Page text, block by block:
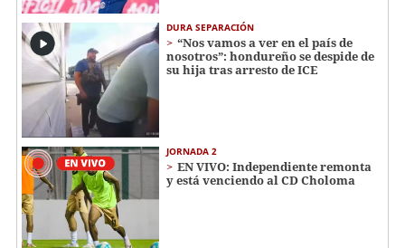
DURA SEPARACIÓN
“Nos vamos a ver en el país de
nosotros”: hondureño se despide de
su hija tras arresto de ICE
JORNADA 2
EN VIVO: Independiente remonta
y está venciendo al CD Choloma